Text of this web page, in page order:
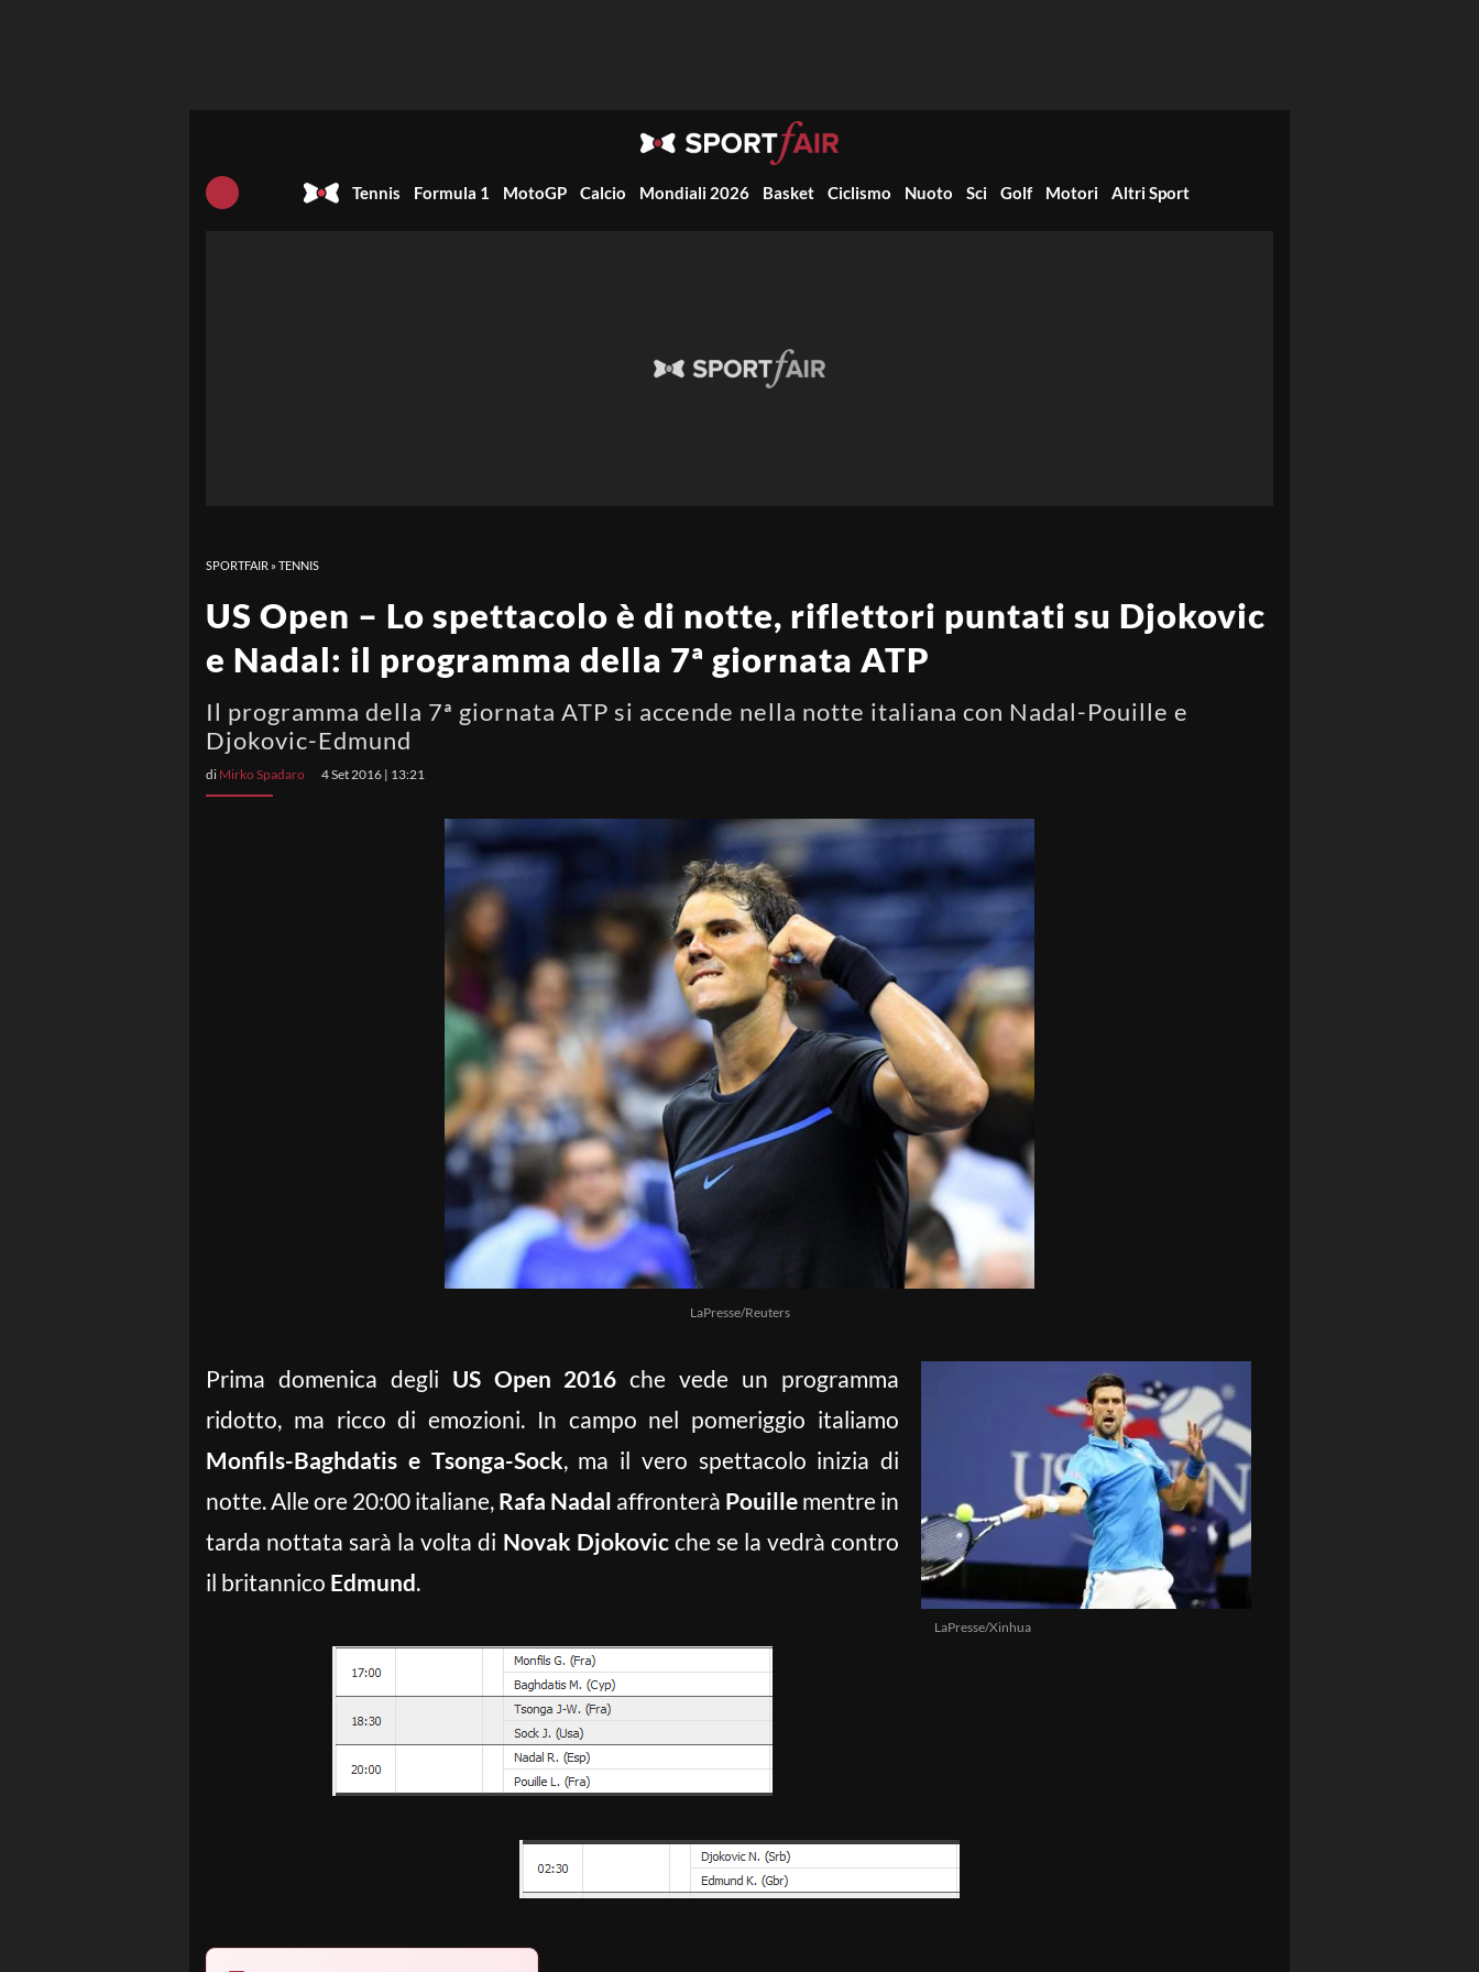
Tennis Formula 1 MotoGP Calcio Mondiali 2026 Basket Ciclismo Nuoto Sci Golf Motori Altri Sport
SPORTFAIR »TENNIS
US Open – Lo spettacolo è di notte, riflettori puntati su Djokovic
e Nadal: il programma della 7ª giornata ATP
Il programma della 7ª giornata ATP si accende nella notte italiana con Nadal-Pouille e
Djokovic-Edmund
di Mirko Spadaro 4 Set 2016 | 13:21
LaPresse/Reuters
LaPresse/Xinhua
Prima domenica degli US Open 2016 che vede un programma
ridotto, ma ricco di emozioni. In campo nel pomeriggio italiamo
Monfils-Baghdatis e Tsonga-Sock, ma il vero spettacolo inizia di
notte. Alle ore 20:00 italiane, Rafa Nadal affronterà Pouille mentre in
tarda nottata sarà la volta di Novak Djokovicche se la vedrà contro
il britannico Edmund.